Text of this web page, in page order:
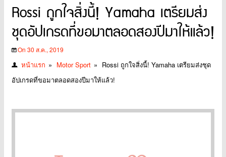
Rossi ถูกใจสิ่งนี้! Yamaha เตรียมส่ง
ชุดอัปเกรดที่ขอมาตลอดสองปีมาให้แล้ว!
On 30 ส.ค., 2019
หน้าแรก » Motor Sport » Rossi ถูกใจสิ่งนี้! Yamaha เตรียมส่งชุด
อัปเกรดที่ขอมาตลอดสองปีมาให้แล้ว!